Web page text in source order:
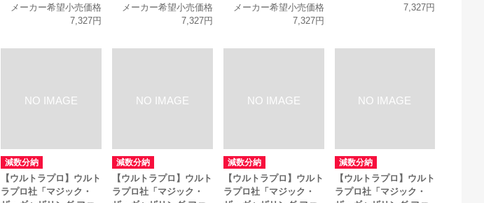
メーカー希望小売価格
7,327円
メーカー希望小売価格
7,327円
メーカー希望小売価格
7,327円
7,327円
減数分納
【ウルトラプロ】ウルト
ラプロ社「マジック・
減数分納
【ウルトラプロ】ウルト
ラプロ社「マジック・
減数分納
【ウルトラプロ】ウルト
ラプロ社「マジック・
減数分納
【ウルトラプロ】ウルト
ラプロ社「マジック・